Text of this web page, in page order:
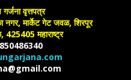
वृत्तपत्र
नगर, मार्केट गेट जवळ, शिरपूर
425405 महाराष्ट्र